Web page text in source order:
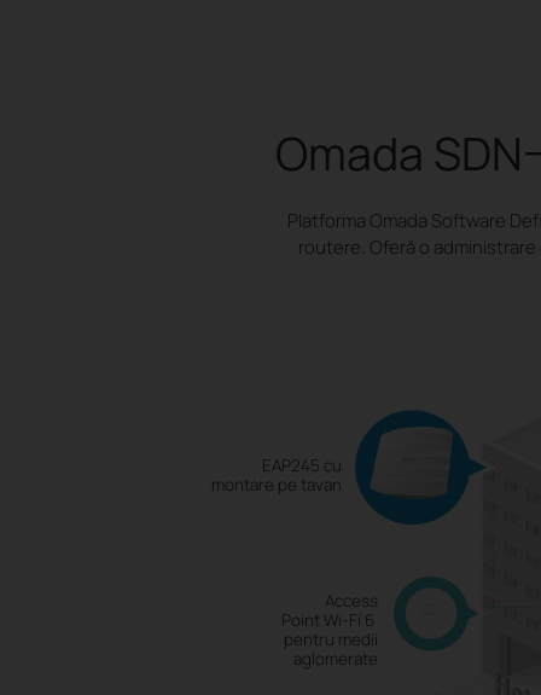
Omada
Platforma Omada Software
routere. Oferă o
Access
Point Wi-Fi 6
pentru medii
aglomerate
EAP245 cu
montare pe tavan